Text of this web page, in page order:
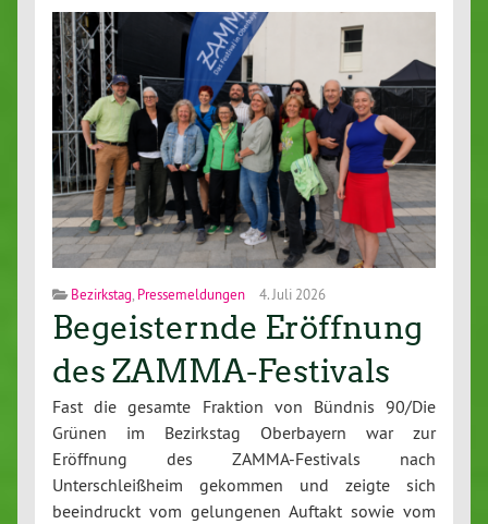
Bezirkstag Pressemeldungen 4. Juli 2026
Begeisternde Eröffnung
des ZAMMA-Festivals
Fast die gesamte Fraktion von Bündnis 90/Die
Grünen im Bezirkstag Oberbayern war zur
Eröffnung des ZAMMA-Festivals nach
Unterschleißheim gekommen und zeigte sich
beeindruckt vom gelungenen Auftakt sowie vom